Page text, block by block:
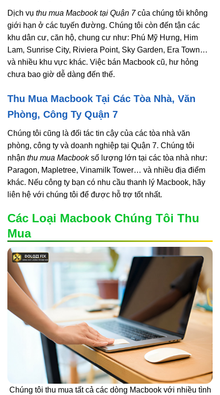
Dịch vụ thu mua Macbook tại Quận 7của chúng tôi không
giới hạn ở các tuyến đường. Chúng tôi còn đến tận các
khu dân cư, căn hộ, chung cư như: Phú Mỹ Hưng, Him
Lam, Sunrise City, Riviera Point, Sky Garden, Era Town…
và nhiều khu vực khác. Việc bán Macbook cũ, hư hỏng
chưa bao giờ dễ dàng đến thế.
Thu Mua Macbook Tại Các Tòa Nhà, Văn
Phòng, Công Ty Quận 7
Chúng tôi cũng là đối tác tin cậy của các tòa nhà văn
phòng, công ty và doanh nghiệp tại Quận 7. Chúng tôi
nhận thu mua Macbooksố lượng lớn tại các tòa nhà như:
Paragon, Mapletree, Vinamilk Tower… và nhiều địa điểm
khác. Nếu công ty bạn có nhu cầu thanh lý Macbook, hãy
liên hệ với chúng tôi để được hỗ trợ tốt nhất.
Các Loại Macbook Chúng Tôi Thu
Mua
Chúng tôi thu mua tất cả các dòng Macbook với nhiều tình